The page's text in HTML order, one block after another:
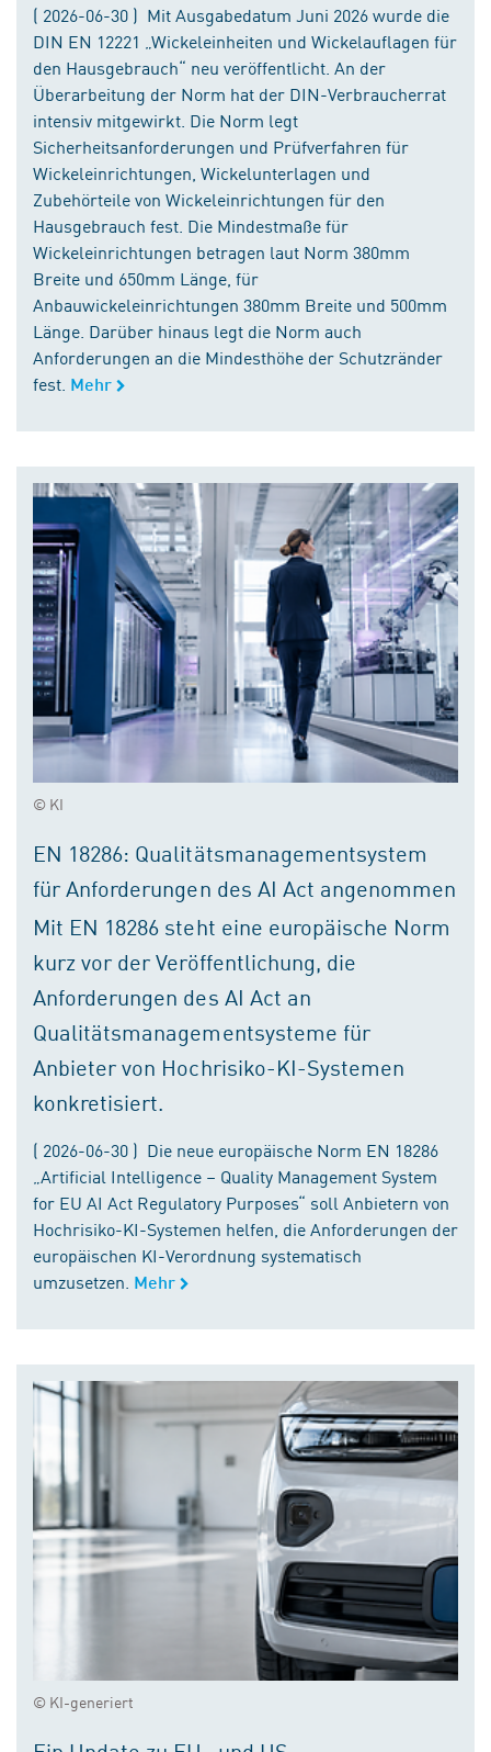
( 2026-06-30 ) Mit Ausgabedatum Juni 2026 wurde die
DIN EN 12221 „Wickeleinheiten und Wickelauflagen für
den Hausgebrauch“ neu veröffentlicht. An der
Überarbeitung der Norm hat der DIN-Verbraucherrat
intensiv mitgewirkt. Die Norm legt
Sicherheitsanforderungen und Prüfverfahren für
Wickeleinrichtungen, Wickelunterlagen und
Zubehörteile von Wickeleinrichtungen für den
Hausgebrauch fest. Die Mindestmaße für
Wickeleinrichtungen betragen laut Norm 380mm
Breite und 650mm Länge, für
Anbauwickeleinrichtungen 380mm Breite und 500mm
Länge. Darüber hinaus legt die Norm auch
Anforderungen an die Mindesthöhe der Schutzränder
fest. Mehr
© KI
EN 18286: Qualitätsmanagementsystem
für Anforderungen des AI Act angenommen
Mit EN 18286 steht eine europäische Norm
kurz vor der Veröffentlichung, die
Anforderungen des AI Act an
Qualitätsmanagementsysteme für
Anbieter von Hochrisiko-KI-Systemen
konkretisiert.
( 2026-06-30 ) Die neue europäische Norm EN 18286
„Artificial Intelligence – Quality Management System
for EU AI Act Regulatory Purposes“ soll Anbietern von
Hochrisiko-KI-Systemen helfen, die Anforderungen der
europäischen KI-Verordnung systematisch
umzusetzen. Mehr
© KI-generiert